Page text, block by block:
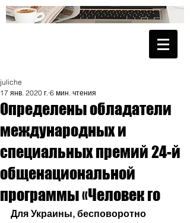
Определены обладатели
международных и
специальных премий 24-й
общенациональной
программы «Человек го
juliche
17 янв. 2020 г. 6 мин. чтения
Для Украины, бесповоротно